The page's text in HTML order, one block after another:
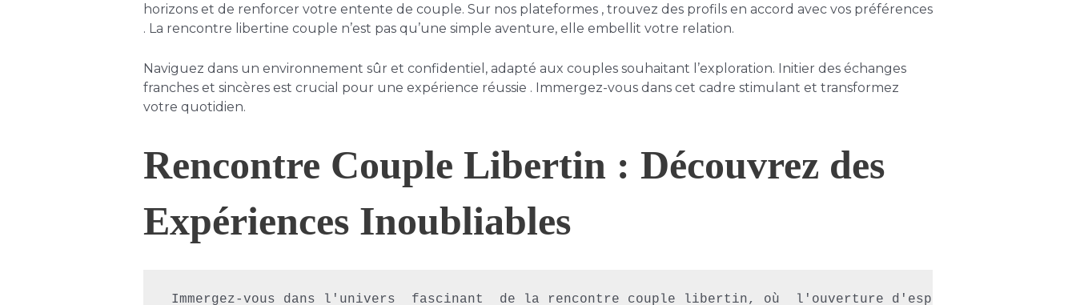
horizons et de renforcer votre entente de couple. Sur nos plateformes , trouvez des profils en accord avec vos préférences
. La rencontre libertine couple n’est pas qu’une simple aventure, elle embellit votre relation.
Naviguez dans un environnement sûr et confidentiel, adapté aux couples souhaitant l’exploration. Initier des échanges
franches et sincères est crucial pour une expérience réussie . Immergez-vous dans cet cadre stimulant et transformez
votre quotidien.
Rencontre Couple Libertin : Découvrez des
Expériences Inoubliables
Immergez-vous dans l'univers  fascinant  de la rencontre couple libertin, où  l'ouverture d'esprit  et le